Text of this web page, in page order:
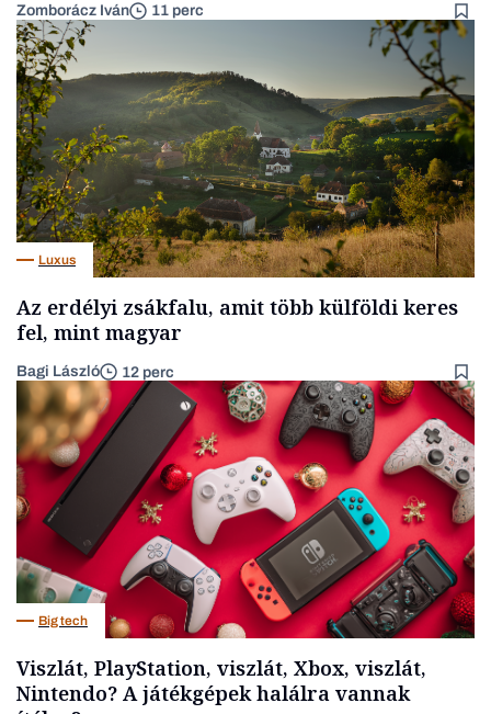
Zomborácz Iván 11 perc
Luxus
Az erdélyi zsákfalu, amit több külföldi keres
fel, mint magyar
Bagi László 12 perc
Big tech
Viszlát, PlayStation, viszlát, Xbox, viszlát,
Nintendo? A játékgépek halálra vannak